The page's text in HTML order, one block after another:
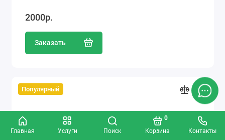
Главная Услуги Поиск Корзина
0
Контакты
2000р.
Заказать
Популярный